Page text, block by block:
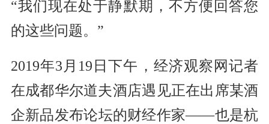
“我们现在处于静默期，不方便回答您
的这些问题。”
2019年3月19日下午，经济观察网记者
在成都华尔道夫酒店遇见正在出席某酒
企新品发布论坛的财经作家——也是杭